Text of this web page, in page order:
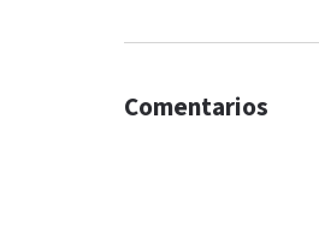
Comentarios